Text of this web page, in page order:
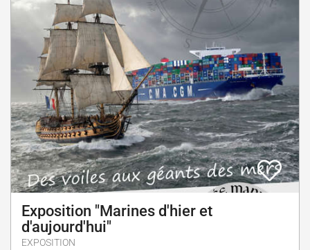
Exposition "Marines d'hier et
d'aujourd'hui"
EXPOSITION